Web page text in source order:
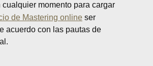
momento para cargar
de Mastering online ser
acuerdo con las pautas de